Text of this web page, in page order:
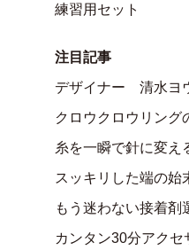
練習用セット
注目記事
デザイナー 清水ヨ
クロウクロウリング
糸を一瞬で針に変え
スッキリした端の始
もう迷わない接着剤
カンタン30分アク